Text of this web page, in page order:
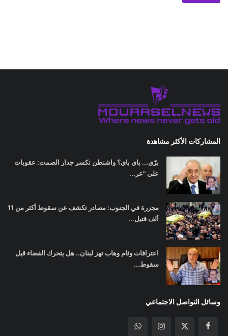
المشاركات الأكثر مشاهدة
برّي... باي باي؟ واشنطن تكسر جدار الصمت: عقوبات
على "عر...
مجزرة في الجنوب: مصادر تكشف عن سقوط أكثر من 11
ألف قتيل...
اعترافات وئام وهاب تهز لبنان.. هل يتحرك القضاء قبل
سقوط...
وسائل التواصل الاجتماعي